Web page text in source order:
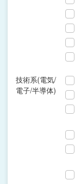
技術系(電気/
電子/半導体)